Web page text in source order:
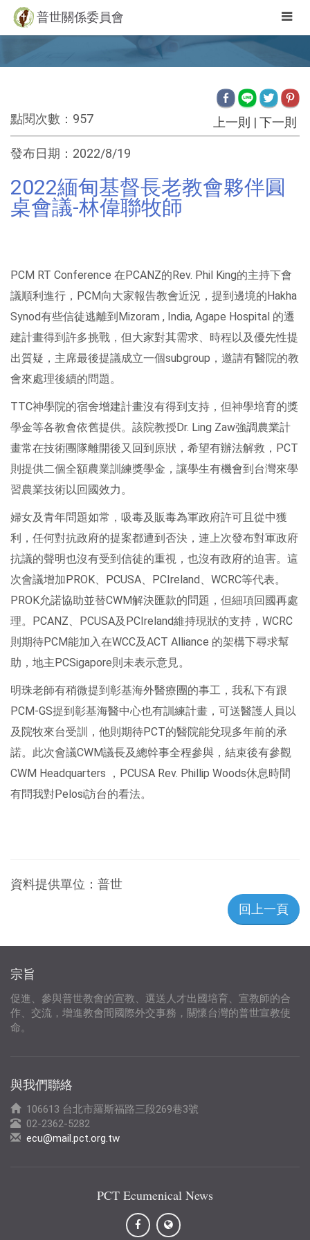
普世關係委員會
點閱次數：957 上一則 | 下一則
發布日期：2022/8/19
2022緬甸基督長老教會夥伴圓
桌會議-林偉聯牧師
PCM RT Conference 在PCANZ的Rev. Phil King的主持下會
議順利進行，PCM向大家報告教會近況，提到邊境的Hakha
Synod有些信徒逃離到Mizoram , India, Agape Hospital 的遷
建計畫得到許多挑戰，但大家對其需求、時程以及優先性提
出質疑，主席最後提議成立一個subgroup，邀請有醫院的教
會來處理後續的問題。
TTC神學院的宿舍增建計畫沒有得到支持，但神學培育的獎
學金等各教會依舊提供。該院教授Dr. Ling Zaw強調農業計
畫常在技術團隊離開後又回到原狀，希望有辦法解救，PCT
則提供二個全額農業訓練獎學金，讓學生有機會到台灣來學
習農業技術以回國效力。
婦女及青年問題如常，吸毒及販毒為軍政府許可且從中獲
利，任何對抗政府的提案都遭到否決，連上次發布對軍政府
抗議的聲明也沒有受到信徒的重視，也沒有政府的迫害。這
次會議增加PROK、PCUSA、PCIreland、WCRC等代表。
PROK允諾協助並替CWM解決匯款的問題，但細項回國再處
理。PCANZ、PCUSA及PCIreland維持現狀的支持，WCRC
則期待PCM能加入在WCC及ACT Alliance 的架構下尋求幫
助，地主PCSigapore則未表示意見。
明珠老師有稍微提到彰基海外醫療團的事工，我私下有跟
PCM-GS提到彰基海醫中心也有訓練計畫，可送醫護人員以
及院牧來台受訓，他則期待PCT的醫院能兌現多年前的承
諾。此次會議CWM議長及總幹事全程參與，結束後有參觀
CWM Headquarters ，PCUSA Rev. Phillip Woods休息時間
有問我對Pelosi訪台的看法。
資料提供單位： 普世
回上一頁
宗旨
促進、參與普世教會的宣教、選送人才出國培育、宣教師的合
作、交流，增進教會間國際外交事務，關懷台灣的普世宣教使
命。
與我們聯絡
106613 台北市羅斯福路三段269巷3號
02-2362-5282
ecu@mail.pct.org.tw
PCT Ecumenical News